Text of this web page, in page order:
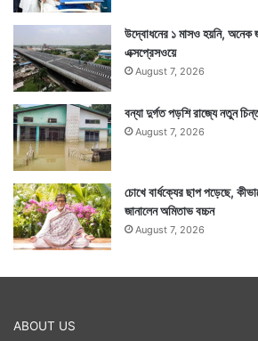
উদ্বোধনের ১ মাসও হয়নি, অনেক
এক্সপ্রেসওয়ে
August 7, 2026
বন্যা দুর্গত পড়শি রাজ্যে নতুন
August 7, 2026
চোখে বার্ধক্যের ছাপ পড়েছে,
জানালেন অমিতাভ বচ্চন
August 7, 2026
ABOUT US